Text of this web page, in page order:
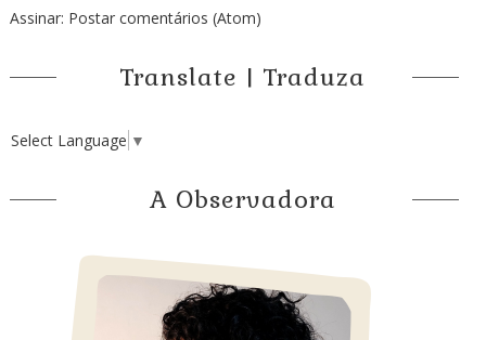
Assinar: Postar comentários (Atom)
Translate | Traduza
Select Language ▼
A Observadora